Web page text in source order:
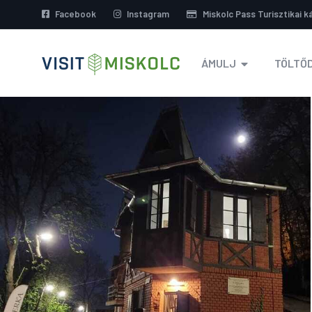
Facebook Instagram Miskolc Pass Turisztikai
ÁMULJ